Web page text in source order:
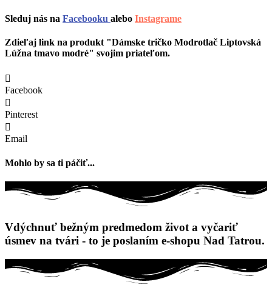
Sleduj nás na Facebooku alebo Instagrame
Zdieľaj link na produkt "Dámske tričko Modrotlač Liptovská
Lúžna tmavo modré" svojim priateľom.
Facebook
Pinterest
Email
Mohlo by sa ti páčiť...
Vdýchnuť bežným predmedom život a vyčariť
úsmev na tvári - to je poslaním e-shopu Nad Tatrou.